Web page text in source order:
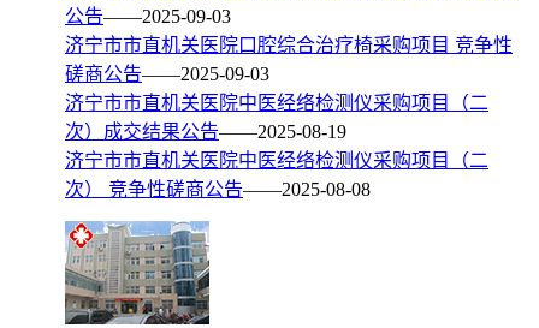
公告——2025-09-03
济宁市市直机关医院口腔综合治疗椅采购项目 竞争性
磋商公告——2025-09-03
济宁市市直机关医院中医经络检测仪采购项目（二
次）成交结果公告——2025-08-19
济宁市市直机关医院中医经络检测仪采购项目（二
次） 竞争性磋商公告——2025-08-08